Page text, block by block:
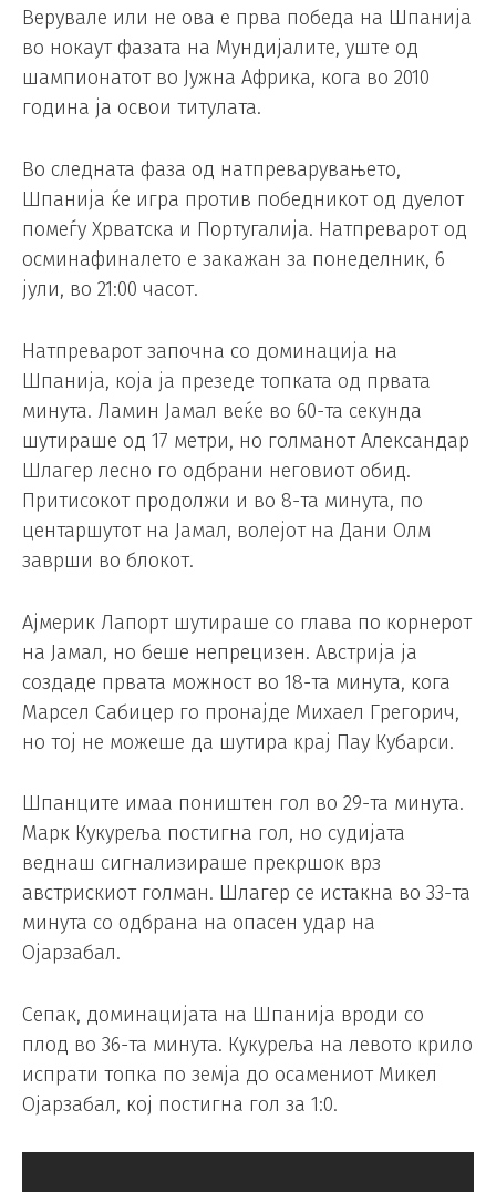
Верувале или не ова е прва победа на Шпанија
во нокаут фазата на Мундијалите, уште од
шампионатот во Јужна Африка, кога во 2010
година ја освои титулата.
Во следната фаза од натпреварувањето,
Шпанија ќе игра против победникот од дуелот
помеѓу Хрватска и Португалија. Натпреварот од
осминафиналето е закажан за понеделник, 6
јули, во 21:00 часот.
Натпреварот започна со доминација на
Шпанија, која ја презеде топката од првата
минута. Ламин Јамал веќе во 60-та секунда
шутираше од 17 метри, но голманот Александар
Шлагер лесно го одбрани неговиот обид.
Притисокот продолжи и во 8-та минута, по
центаршутот на Јамал, волејот на Дани Олм
заврши во блокот.
Ајмерик Лапорт шутираше со глава по корнерот
на Јамал, но беше непрецизен. Австрија ја
создаде првата можност во 18-та минута, кога
Марсел Сабицер го пронајде Михаел Грегорич,
но тој не можеше да шутира крај Пау Кубарси.
Шпанците имаа поништен гол во 29-та минута.
Марк Кукуреља постигна гол, но судијата
веднаш сигнализираше прекршок врз
австрискиот голман. Шлагер се истакна во 33-та
минута со одбрана на опасен удар на
Ојарзабал.
Сепак, доминацијата на Шпанија вроди со
плод во 36-та минута. Кукуреља на левото крило
испрати топка по земја до осамениот Микел
Ојарзабал, кој постигна гол за 1:0.